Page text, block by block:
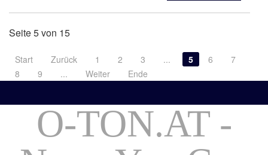
Seite 5 von 15
Start Zurück 1 2 3 ... 5 6
7
8
9 ... Weiter Ende
O-TON.AT -